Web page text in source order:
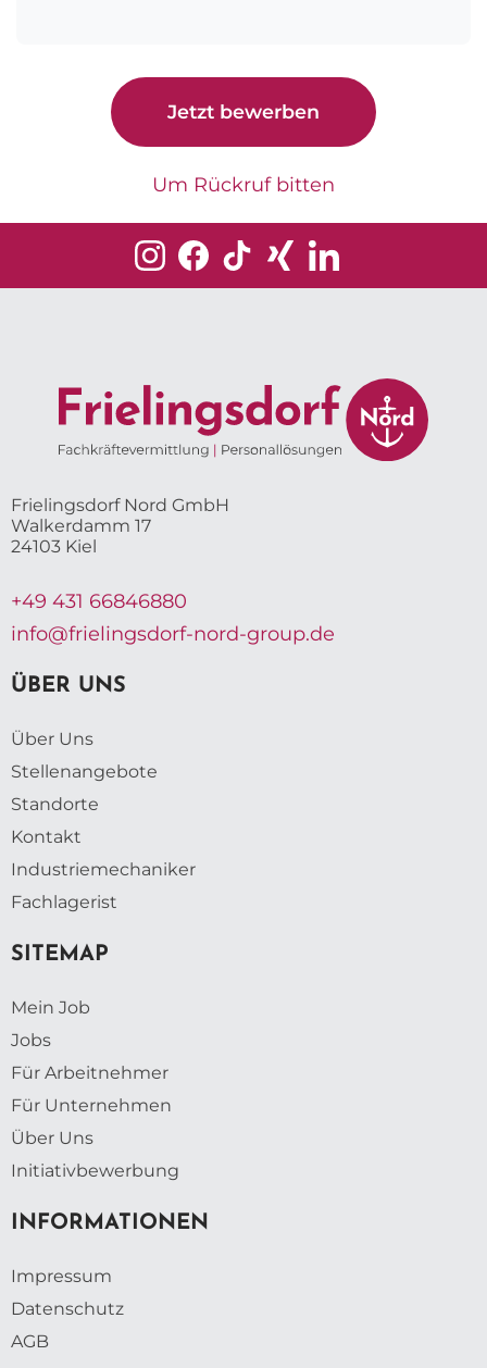
Jetzt bewerben
Um Rückruf bitten
Frielingsdorf Nord GmbH
Walkerdamm 17
24103 Kiel
+49 431 66846880
info@frielingsdorf-nord-group.de
ÜBER UNS
Über Uns
Stellenangebote
Standorte
Kontakt
Industriemechaniker
Fachlagerist
SITEMAP
Mein Job
Jobs
Für Arbeitnehmer
Für Unternehmen
Über Uns
Initiativbewerbung
INFORMATIONEN
Impressum
Datenschutz
AGB